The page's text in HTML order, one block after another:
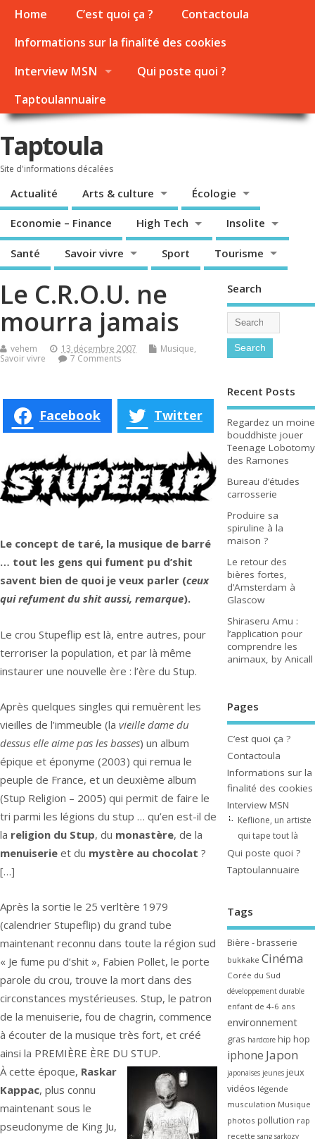
Home C’est quoi ça ?
Contactoula
Informations sur la finalité des cookies
Interview MSN
Qui poste quoi ?
Taptoulannuaire
Taptoula
Site d'informations décalées
Actualité Arts & culture Écologie
Economie – Finance High Tech Insolite
Santé Savoir vivre Sport Tourisme
Le C.R.O.U. ne
mourra jamais
vehem 13 décembre 2007 Musique,
Savoir vivre
7 Comments
Facebook Twitter
Le concept de taré, la musique de barré
… tout les gens qui fument pu d’shit
savent bien de quoi je veux parler (ceux
qui refument du shit aussi, remarque).
Le crou Stupeflip est là, entre autres, pour
terroriser la population, et par là même
instaurer une nouvelle ère : l’ère du Stup.
Après quelques singles qui remuèrent les
vieilles de l’immeuble (la vieille dame du
dessus elle aime pas les basses) un album
épique et éponyme (2003) qui remua le
peuple de France, et un deuxième album
(Stup Religion – 2005) qui permit de faire le
tri parmi les légions du stup … qu’en est-il de
la religion du Stup, du monastère, de la
menuiserie et du mystère au chocolat ?
[…]
Après la sortie le 25 verltère 1979
(calendrier Stupeflip) du grand tube
maintenant reconnu dans toute la région sud
« Je fume pu d’shit », Fabien Pollet, le porte
parole du crou, trouve la mort dans des
circonstances mystérieuses. Stup, le patron
de la menuiserie, fou de chagrin, commence
à écouter de la musique très fort, et créé
ainsi la PREMIÈRE ÈRE DU STUP.
À cette époque, Raskar
Kappac, plus connu
maintenant sous le
pseudonyme de King Ju,
Search
Recent Posts
Regardez un moine
bouddhiste jouer
Teenage Lobotomy
des Ramones
Bureau d’études
carrosserie
Produire sa
spiruline à la
maison ?
Le retour des
bières fortes,
d’Amsterdam à
Glascow
Shiraseru Amu :
l’application pour
comprendre les
animaux, by Anicall
Pages
C’est quoi ça ?
Contactoula
Informations sur la
finalité des cookies
Interview MSN
Keflione, un artiste
qui tape tout là
Qui poste quoi ?
Taptoulannuaire
Tags
Bière - brasserie
bukkake Cinéma
Corée du Sud
développement durable
enfant de 4-6 ans
environnement
gras hardcore hip hop
iphone Japon
japonaises jeunes jeux
vidéos légende
musculation Musique
photos pollution rap
recette sang sarkozy